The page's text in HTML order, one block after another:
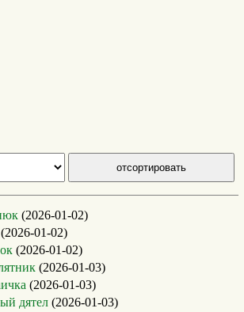
(2026-01-02)
(2026-01-02)
(2026-01-02)
(2026-01-03)
(2026-01-03)
дятел (2026-01-03)